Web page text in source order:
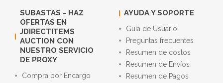
SUBASTAS - HAZ
OFERTAS EN
JDIRECTITEMS
AUCTION CON
NUESTRO SERVICIO
DE PROXY
Compra por Encargo
AYUDA Y SOPORTE
Guía de Usuario
Preguntas frecuentes
Resumen de costos
Resumen de Envíos
Resumen de Pagos